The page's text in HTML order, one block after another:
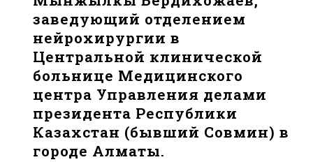
заведующий отделением
нейрохирургии в
Центральной клинической
больнице Медицинского
центра Управления делами
президента Республики
Казахстан (бывший Совмин) в
городе Алматы.